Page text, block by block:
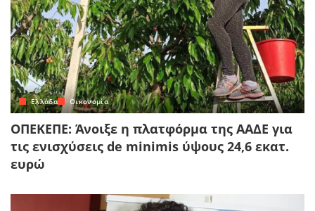
Ελλάδα Οικονομία
ΟΠΕΚΕΠΕ: Άνοιξε η πλατφόρμα της ΑΑΔΕ για
τις ενισχύσεις de minimis ύψους 24,6 εκατ.
ευρώ